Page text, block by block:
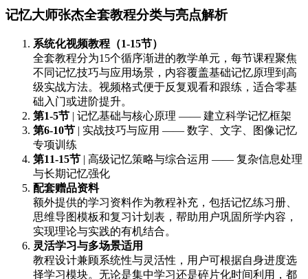
记忆大师张杰全套教程分类与亮点解析
系统化视频教程（1-15节）
全套教程分为15个循序渐进的教学单元，每节课程聚焦
不同记忆技巧与应用场景，内容覆盖基础记忆原理到高
级实战方法。视频格式便于反复观看和跟练，适合零基
础入门或进阶提升。
第1-5节 | 记忆基础与核心原理 —— 建立科学记忆框架
第6-10节 | 实战技巧与应用 —— 数字、文字、图像记忆
专项训练
第11-15节 | 高级记忆策略与综合运用 —— 复杂信息处理
与长期记忆强化
配套赠品资料
额外提供的学习资料作为教程补充，包括记忆练习册、
思维导图模板和复习计划表，帮助用户巩固所学内容，
实现理论与实践的有机结合。
灵活学习与多场景适用
教程设计兼顾系统性与灵活性，用户可根据自身进度选
择学习模块。无论是集中学习还是碎片化时间利用，都